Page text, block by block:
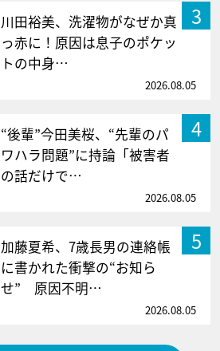
3
川田裕美、洗濯物がなぜか真
っ赤に！原因は息子のポケッ
トの中身…
2026.08.05
4
“後輩”今田美桜、“先輩のパ
ワハラ問題”に持論「被害者
の話だけで…
2026.08.05
5
加藤夏希、7歳長男の連絡帳
に書かれた衝撃の“お知ら
せ” 原因不明…
2026.08.05